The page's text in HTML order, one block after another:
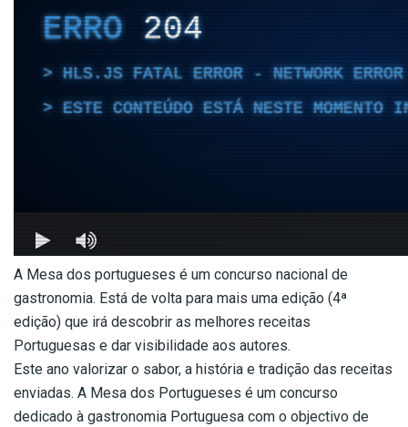
A Mesa dos portugueses é um concurso nacional de
gastronomia. Está de volta para mais uma edição (4ª
edição) que irá descobrir as melhores receitas
Portuguesas e dar visibilidade aos autores.
Este ano valorizar o sabor, a história e tradição das receitas
enviadas. A Mesa dos Portugueses é um concurso
dedicado à gastronomia Portuguesa com o objectivo de